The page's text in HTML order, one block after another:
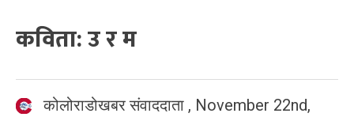
कविता: उ र म
कोलोराडोखबर संवाददाता , November 22nd,